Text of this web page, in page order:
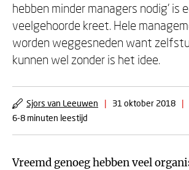
hebben minder managers nodig’ is
veelgehoorde kreet. Hele
worden weggesneden want
kunnen wel zonder is het idee.
Sjors van Leeuwen | 31 oktober 2018
|
6-8 minuten leestijd
Vreemd genoeg hebben veel